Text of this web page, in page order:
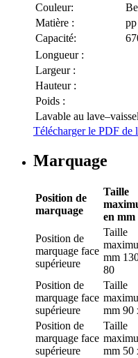
Couleur:
Matière :
pp
Capacité:
Longueur :
Largeur :
Hauteur :
Poids :
Lavable au
Télécharger le PDF de
Marquage
Position de
marquage
Taille
en mm
Position de
marquage face
supérieure
Taille
mm
80
Position de
marquage face
supérieure
Taille
mm 90
Position de
marquage face
supérieure
Taille
mm 50